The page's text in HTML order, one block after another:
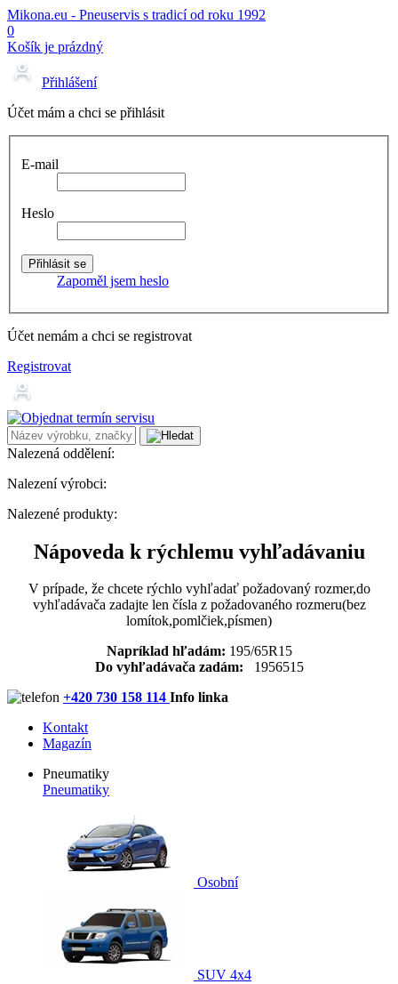
Mikona.eu - Pneuservis s tradicí od roku 1992
0
Košík je prázdný
Přihlášení
Účet mám a chci se přihlásit
E-mail
Heslo
Zapoměl jsem heslo
Účet nemám a chci se registrovat
Registrovat
Nalezená oddělení:
Nalezení výrobci:
Nalezené produkty:
Nápoveda k rýchlemu vyhľadávaniu
V prípade, že chcete rýchlo vyhľadať požadovaný rozmer,do
vyhľadávača zadajte len čísla z požadovaného rozmeru(bez
lomítok,pomlčiek,písmen)
Napríklad hľadám: 195/65R15
Do vyhľadávača zadám: 1956515
+420 730 158 114 Info linka
Kontakt
Magazín
Pneumatiky
Pneumatiky
Osobní
SUV 4x4